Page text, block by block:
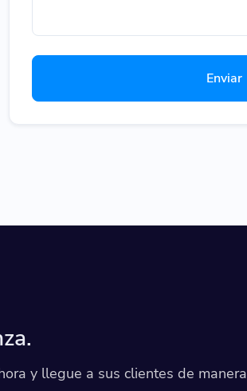
Enviar
y llegue a sus clientes de manera